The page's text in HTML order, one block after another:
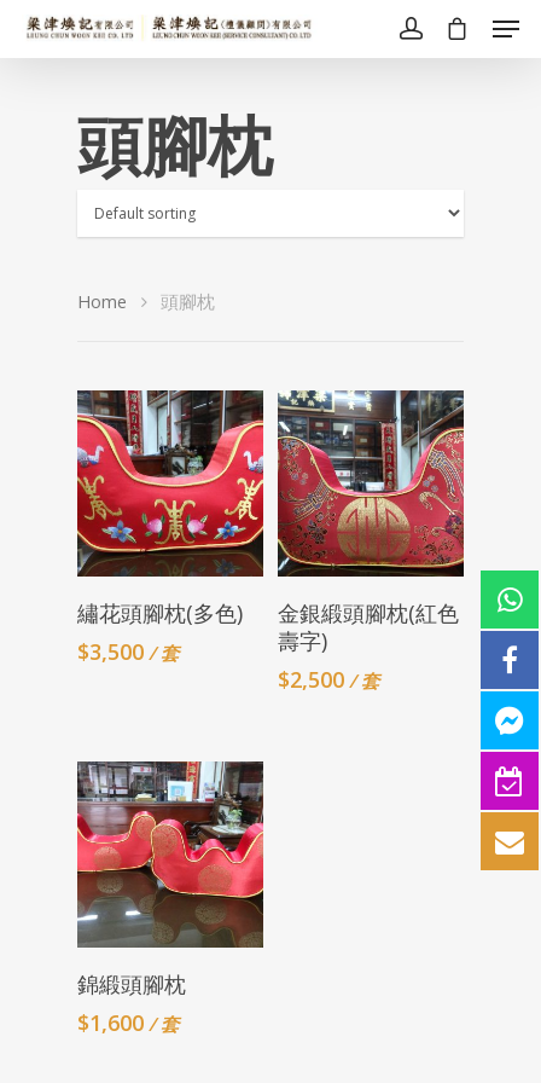
頭腳枕
Home 頭腳枕
Add To Cart
繡花頭腳枕(多色)
$3,500 / 套
Add To Cart
金銀緞頭腳枕(紅色
壽字)
$2,500 / 套
Add To Cart
錦緞頭腳枕
$1,600 / 套